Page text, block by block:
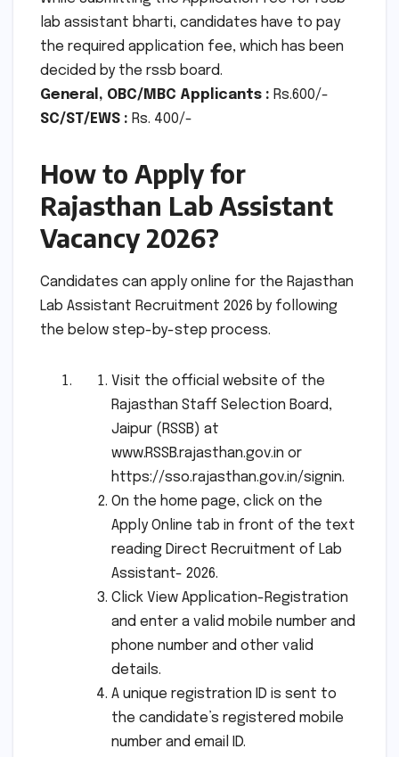
lab assistant bharti, candidates have to pay
the required application fee, which has been
decided by the rssb board.
General, OBC/MBC Applicants : Rs.600/-
SC/ST/EWS : Rs. 400/-
How to Apply for
Rajasthan Lab Assistant
Vacancy 2026?
Candidates can apply online for the Rajasthan
Lab Assistant Recruitment 2026 by following
the below step-by-step process.
Visit the official website of the
Rajasthan Staff Selection Board,
Jaipur (RSSB) at
www.RSSB.rajasthan.gov.in or
https://sso.rajasthan.gov.in/signin.
On the home page, click on the
Apply Online tab in front of the text
reading Direct Recruitment of Lab
Assistant- 2026.
Click View Application-Registration
and enter a valid mobile number and
phone number and other valid
details.
A unique registration ID is sent to
the candidate’s registered mobile
number and email ID.